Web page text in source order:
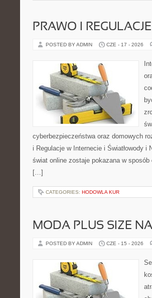
PRAWO I
POSTED BY ADMIN CZE - 17 - 2026
cyberbezpieczeństwa oraz domowych
i Regulacje w Internecie i Światłowody
świat online zostaje pokazana w
[…]
CATEGORIES: HODOWLA KUR
MODA PLUS SIZE
POSTED BY ADMIN CZE - 15 - 2026